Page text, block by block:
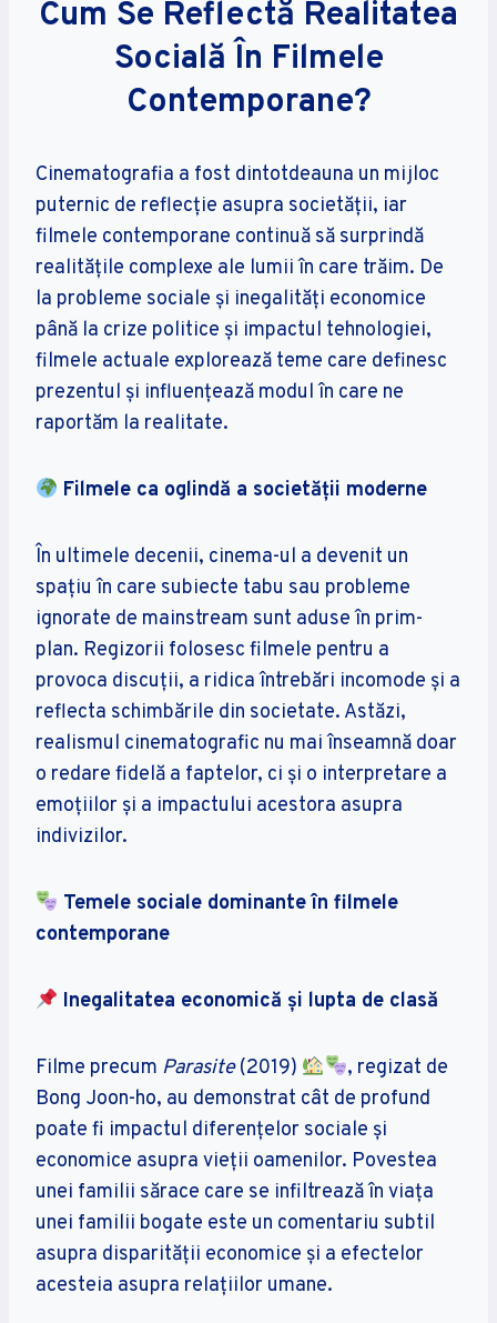
Cum Se Reflectă Realitatea
Socială În Filmele
Contemporane?
Cinematografia a fost dintotdeauna un mijloc
puternic de reflecție asupra societății, iar
filmele contemporane continuă să surprindă
realitățile complexe ale lumii în care trăim. De
la probleme sociale și inegalități economice
până la crize politice și impactul tehnologiei,
filmele actuale explorează teme care definesc
prezentul și influențează modul în care ne
raportăm la realitate.
Filmele ca oglindă a societății moderne
În ultimele decenii, cinema-ul a devenit un
spațiu în care subiecte tabu sau probleme
ignorate de mainstream sunt aduse în prim-
plan. Regizorii folosesc filmele pentru a
provoca discuții, a ridica întrebări incomode și a
reflecta schimbările din societate. Astăzi,
realismul cinematografic nu mai înseamnă doar
o redare fidelă a faptelor, ci și o interpretare a
emoțiilor și a impactului acestora asupra
indivizilor.
Temele sociale dominante în filmele
contemporane
Inegalitatea economică și lupta de clasă
Filme precum Parasite(2019)
, regizat de
Bong Joon-ho, au demonstrat cât de profund
poate fi impactul diferențelor sociale și
economice asupra vieții oamenilor. Povestea
unei familii sărace care se infiltrează în viața
unei familii bogate este un comentariu subtil
asupra disparității economice și a efectelor
acesteia asupra relațiilor umane.